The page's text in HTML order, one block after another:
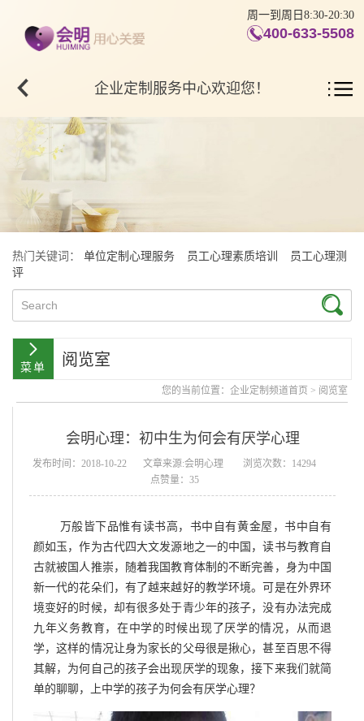
周一到周日8:30-20:30
400-633-5508
企业定制服务中心欢迎您！
热门关键词： 单位定制心理服务 员工心理素质培训
员工心理测
评
阅览室
您的当前位置： 企业定制频道首页 > 阅览室
会明心理：初中生为何会有厌学心理
发布时间：2018-10-22 文章来源:会明心理
浏览次数：14294
点赞量：35
万般皆下品惟有读书高，书中自有黄金屋，书中自有
颜如玉，作为古代四大文发源地之一的中国，读书与教育自
古就被国人推崇，随着我国教育体制的不断完善，身为中国
新一代的花朵们，有了越来越好的教学环境。可是在外界环
境变好的时候，却有很多处于青少年的孩子，没有办法完成
九年义务教育，在中学的时候出现了厌学的情况，从而退
学，这样的情况让身为家长的父母很是揪心，甚至百思不得
其解，为何自己的孩子会出现厌学的现象，接下来我们就简
单的聊聊，上中学的孩子为何会有厌学心理？